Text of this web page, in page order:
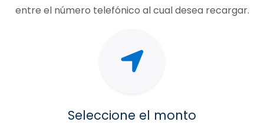
entre el número telefónico al cual desea recargar.
Seleccione el monto